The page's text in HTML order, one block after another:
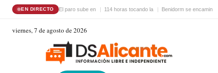
EN DIRECTO El paro sube en 114 horas tocando la Benidorm se encamina
viernes, 7 de agosto de 2026